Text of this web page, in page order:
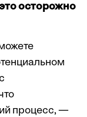
осторожно
процесс, —